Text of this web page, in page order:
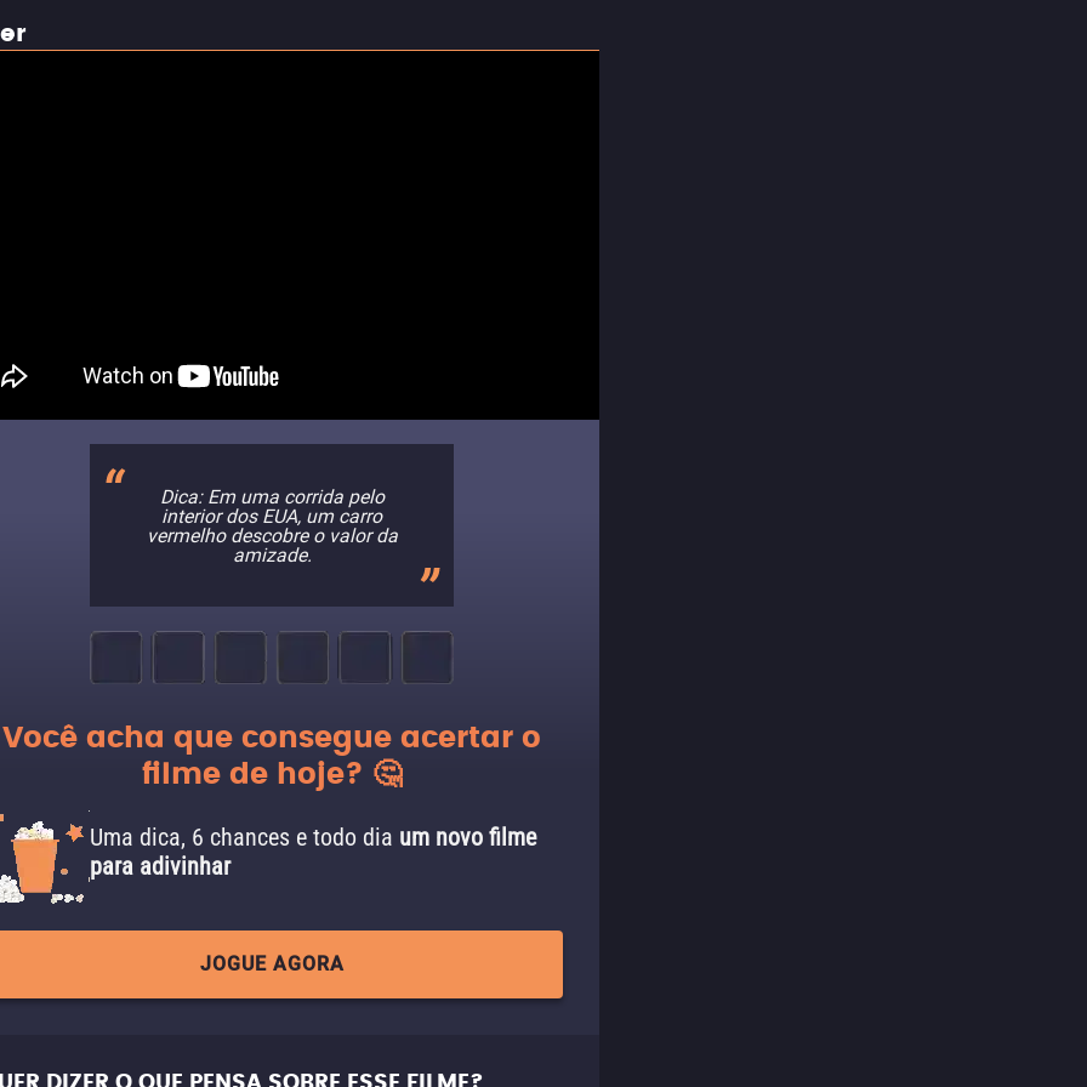
Dica: Em uma corrida pelo
interior dos EUA, um carro
vermelho descobre o valor da
amizade.
Você acha que consegue acertar o
filme de hoje? 🤔
Uma dica, 6 chances e todo dia um novo filme
para adivinhar
JOGUE AGORA